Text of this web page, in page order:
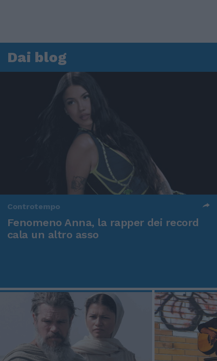
Dai blog
Controtempo
Fenomeno Anna, la rapper dei record
cala un altro asso